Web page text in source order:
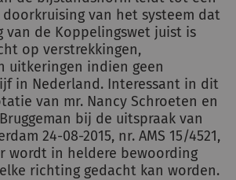
van het systeem dat
van de Koppelingswet juist is
op verstrekkingen,
uitkeringen indien geen
in Nederland. Interessant in dit
van mr. Nancy Schroeten en
bij de uitspraak van
24-08-2015, nr. AMS 15/4521,
wordt in heldere bewoording
richting gedacht kan worden.